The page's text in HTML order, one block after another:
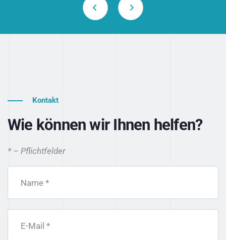
Kontakt
Wie können wir Ihnen helfen?
* – Pflichtfelder
Name *
E-Mail *